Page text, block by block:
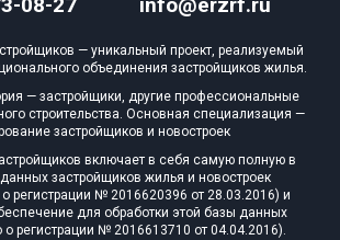
08-27 info@erzrf.ru
— уникальный проект, реализуемый
объединения застройщиков жилья.
— застройщики, другие профессиональные
строительства. Основная специализация —
застройщиков и новостроек
включает в себя самую полную в
застройщиков жилья и новостроек
регистрации № 2016620396 от 28.03.2016) и
для обработки этой базы данных
о регистрации № 2016613710 от 04.04.2016).